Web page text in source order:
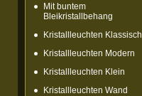
Mit buntem
Bleikristallbehang
Kristallleuchten Klassisch
Kristallleuchten Modern
Kristallleuchten Klein
Kristallleuchten Wand